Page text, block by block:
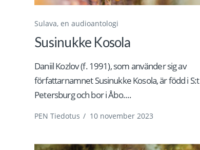
Sulava, en audioantologi
Susinukke Kosola
Daniil Kozlov (f. 1991), som använder sig av
författarnamnet Susinukke Kosola, är född i S:t
Petersburg och bor i Åbo....
PEN Tiedotus / 10 november 2023